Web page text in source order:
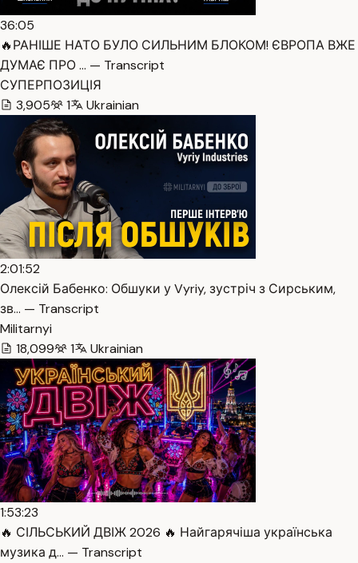
36:05
🔥РАНІШЕ НАТО БУЛО СИЛЬНИМ БЛОКОМ! ЄВРОПА ВЖЕ
ДУМАЄ ПРО … — Transcript
СУПЕРПОЗИЦІЯ
3,905
1 Ukrainian
2:01:52
Олексій Бабенко: Обшуки у Vyriy, зустріч з Сирським,
зв… — Transcript
Militarnyi
18,099
1 Ukrainian
1:53:23
🔥 СІЛЬСЬКИЙ ДВІЖ 2026 🔥 Найгарячіша українська
музика д… — Transcript